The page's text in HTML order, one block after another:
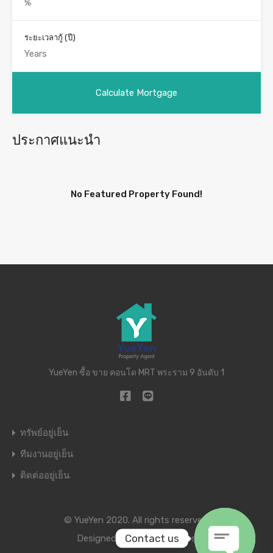
ระยะเวลากู้ (ปี)
ประกาศแนะนำ
No Featured Property Found!
YueYen ซื้อ ขาย คอนโด MRT พระราม 9 อันดับ 1
ทรัพย์อยู่เย็น
ทีมงานอยู่เย็น
ติดต่ออยู่เย็น
© YueYen 2020. All rights reserved.
Designed byInspiry Themes
Contact us